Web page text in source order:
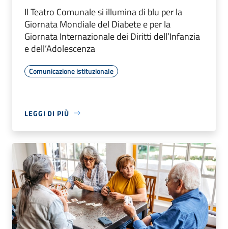
Il Teatro Comunale si illumina di blu per la
Giornata Mondiale del Diabete e per la
Giornata Internazionale dei Diritti dell’Infanzia
e dell’Adolescenza
Comunicazione istituzionale
LEGGI DI PIÙ